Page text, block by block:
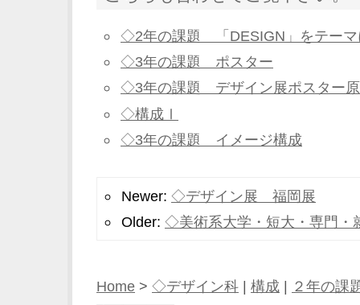
◇2年の課題 「DESIGN」をテーマ
◇3年の課題 ポスター
◇3年の課題 デザイン展ポスター
◇構成Ⅰ
◇3年の課題 イメージ構成
Newer: ◇デザイン展 福岡展
Older: ◇美術系大学・短大・専門・
Home > ◇デザイン科 | 構成 | ２年の課